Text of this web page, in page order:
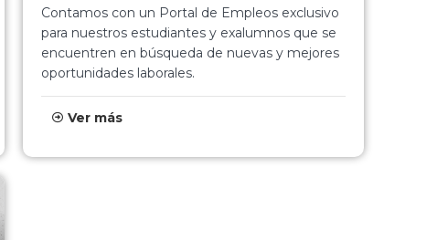
Contamos con un Portal de Empleos exclusivo
para nuestros estudiantes y exalumnos que se
encuentren en búsqueda de nuevas y mejores
oportunidades laborales.
Ver más